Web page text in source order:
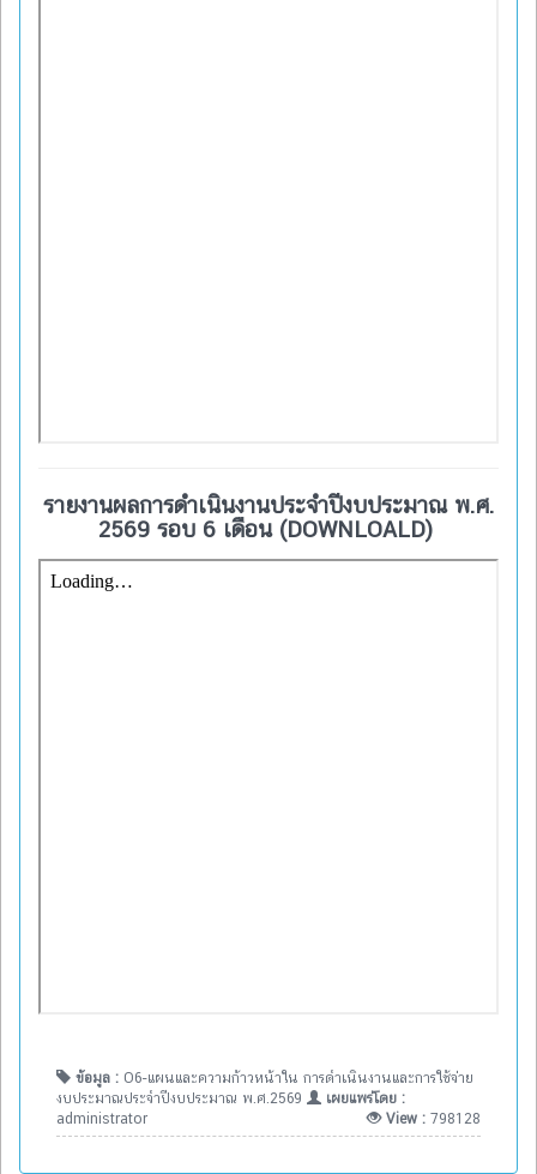
รายงานผลการดำเนินงานประจำปีงบประมาณ พ.ศ.
2569 รอบ 6 เดือน (DOWNLOALD)
ข้อมูล : O6-แผนและความก้าวหน้าใน การดำเนินงานและการใช้จ่าย
งบประมาณประจำปีงบประมาณ พ.ศ.2569
เผยแพร่โดย :
administrator
View : 798128